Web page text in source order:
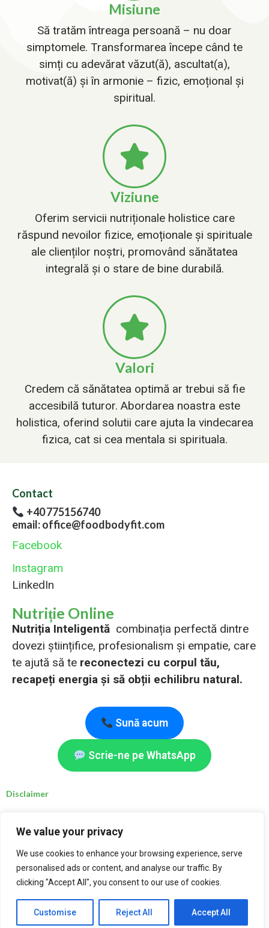
We value your privacy
We use cookies to enhance your browsing experience, serve
personalised ads or content, and analyse our traffic. By
clicking "Accept All", you consent to our use of cookies.
Customise Reject All Accept All
Misiune
Să tratăm întreaga persoană – nu doar
simptomele. Transformarea începe când te
simți cu adevărat văzut(ă), ascultat(a),
motivat(ă) și în armonie – fizic, emoțional și
spiritual.
Viziune
Oferim servicii nutriționale holistice care
răspund nevoilor fizice, emoționale și spirituale
ale clienților noștri, promovând sănătatea
integrală și o stare de bine durabilă.
Valori
Credem că sănătatea optimă ar trebui să fie
accesibilă tuturor. Abordarea noastra este
holistica, oferind solutii care ajuta la vindecarea
fizica, cat si cea mentala si spirituala.
Contact
+40 775156740
email: office@foodbodyfit.com
Facebook
Instagram
LinkedIn
Nutriție Online
Nutriția Inteligentă combinația perfectă dintre
dovezi științifice, profesionalism și empatie, care
te ajută să te reconectezi cu corpul tău,
recapeți energia și să obții echilibru natural.
Sună acum
Scrie-ne pe WhatsApp
Disclaimer
persoanele care se confruntă cu afecțiuni medicale specifice sunt sfătuite să consulte un
nutriționist clinic înregistrat, un nutriționist calificat, un medic sau un alt specialist în
Recomandările prezentate pe acest site, care promovează o abordare holistică și nutriția
pentru un stil de viață sănătos, au scop exclusiv educativ și informativ și nu trebuie
interpretate ca sfaturi medicale. Nu ne asumăm responsabilitatea pentru deciziile